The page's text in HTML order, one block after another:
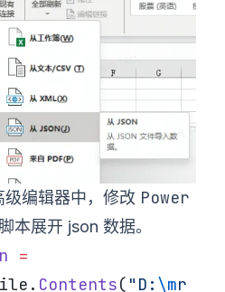
编辑器中，修改 Power
脚本展开 json 数据。
=
Contents( "D: \mr